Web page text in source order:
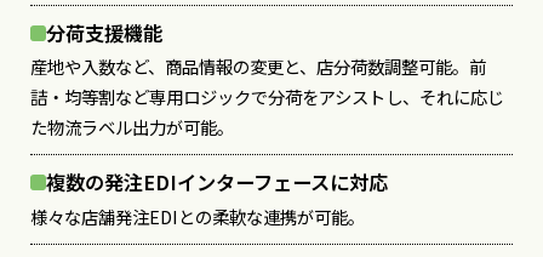
分荷支援機能
産地や入数など、商品情報の変更と、店分荷数調整可能。前
詰・均等割など専用ロジックで分荷をアシストし、それに応じ
た物流ラベル出力が可能。
複数の発注EDIインターフェースに対応
様々な店舗発注EDIとの柔軟な連携が可能。